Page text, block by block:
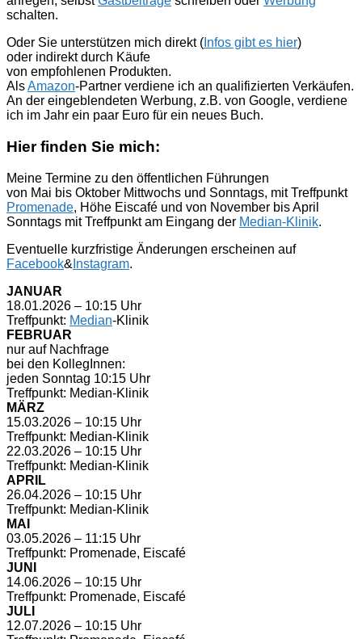
schalten.
Oder Sie unterstützen mich direkt ( Infos gibt es hier)
oder indirekt durch Käufe
von empfohlenen Produkten.
AlsAmazon-Partner verdiene ich an qualifizierten Verkäufen.
An der eingeblendeten Werbung, z.B. von Google, verdiene
ich im Jahr ein paar Euro für ein neues Buch.
Hier finden Sie mich:
Meine Termine zu den öffentlichen Führungen
von Mai bis Oktober Mittwochs und Sonntags, mit Treffpunkt
Promenade, Höhe Eiscafé und von November bis April
Sonntags mit Treffpunkt am Eingang der Median-Klinik.
Eventuelle kurzfristige Änderungen erscheinen auf
Facebook& Instagram.
JANUAR
18.01.2026 – 10:15 Uhr
Treffpunkt: Median-Klinik
FEBRUAR
nur auf Nachfrage
bei den KollegInnen:
jeden Sonntag 10:15 Uhr
Treffpunkt: Median-Klinik
MÄRZ
15.03.2026 – 10:15 Uhr
Treffpunkt: Median-Klinik
22.03.2026 – 10:15 Uhr
Treffpunkt: Median-Klinik
APRIL
26.04.2026 – 10:15 Uhr
Treffpunkt: Median-Klinik
MAI
03.05.2026 – 11:15 Uhr
Treffpunkt: Promenade, Eiscafé
JUNI
14.06.2026 – 10:15 Uhr
Treffpunkt: Promenade, Eiscafé
JULI
12.07.2026 – 10:15 Uhr